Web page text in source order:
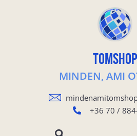
TOMSHOP
MINDEN, AMI
+36 70 /